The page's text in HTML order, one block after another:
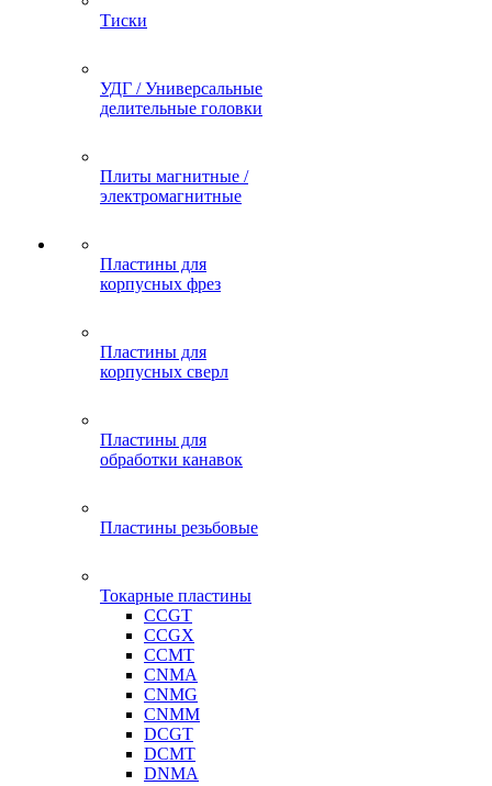
Тиски
УДГ / Универсальные
делительные головки
Плиты магнитные /
электромагнитные
Пластины для
корпусных фрез
Пластины для
корпусных сверл
Пластины для
обработки канавок
Пластины резьбовые
Токарные пластины
CCGT
CCGX
CCMT
CNMA
CNMG
CNMM
DCGT
DCMT
DNMA